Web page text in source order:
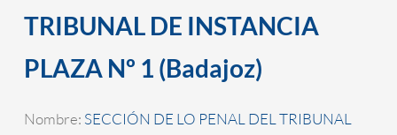
TRIBUNAL DE INSTANCIA
PLAZA Nº 1 (Badajoz)
Nombre: SECCIÓN DE LO PENAL DEL TRIBUNAL